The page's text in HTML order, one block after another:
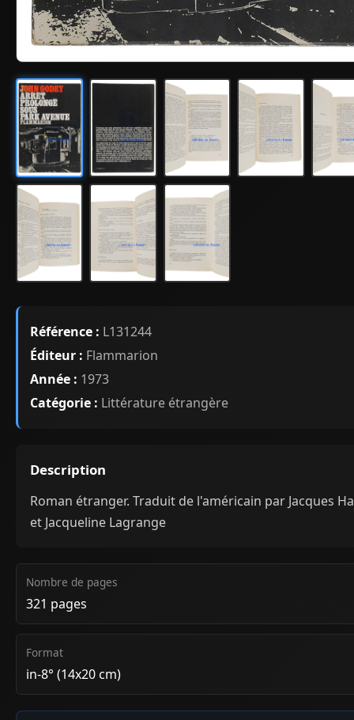
Référence : L131244
Éditeur : Flammarion
Année : 1973
Catégorie : Littérature étrangère
Description
Roman étranger. Traduit de l'américain par Jacques
et Jacqueline Lagrange
Nombre de pages
321 pages
Format
in-8° (14x20 cm)